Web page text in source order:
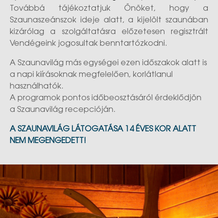
Továbbá tájékoztatjuk Önöket, hogy a
Szaunaszeánszok ideje alatt, a kijelölt szaunában
kizárólag a szolgáltatásra előzetesen regisztrált
Vendégeink jogosultak benntartózkodni.
A Szaunavilág más egységei ezen időszakok alatt is
a napi kiírásoknak megfelelően, korlátlanul
használhatók.
A programok pontos időbeosztásáról érdeklődjön
a Szaunavilág recepcióján.
A SZAUNAVILÁG LÁTOGATÁSA 14 ÉVES KOR ALATT
NEM MEGENGEDETT!